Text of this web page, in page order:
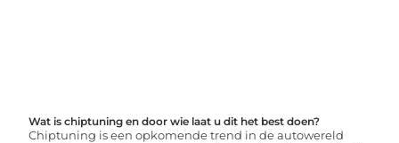
Wat is chiptuning en door wie laat u dit het best doen?
Chiptuning is een opkomende trend in de autowereld